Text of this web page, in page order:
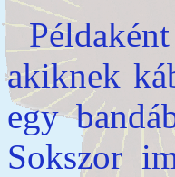
akiknek
egy
Sokszor